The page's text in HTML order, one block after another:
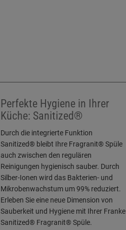
Perfekte Hygiene in Ihrer
Küche: Sanitized®
Durch die integrierte Funktion
Sanitized® bleibt Ihre Fragranit® Spüle
auch zwischen den regulären
Reinigungen hygienisch sauber. Durch
Silber-Ionen wird das Bakterien- und
Mikrobenwachstum um 99% reduziert.
Erleben Sie eine neue Dimension von
Sauberkeit und Hygiene mit Ihrer Franke
Sanitized® Fragranit® Spüle.